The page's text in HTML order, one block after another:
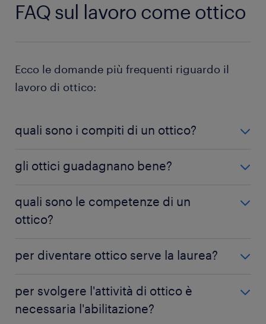
FAQ sul lavoro come ottico
Ecco le domande più frequenti riguardo il
lavoro di ottico:
quali sono i compiti di un ottico?
alle problematiche visive dei clienti.
gli ottici guadagnano bene?
specializzazione, possono guadagnare fino a €
30.000 lordi annui.
quali sono le competenze di un
ottico?
attenzione al dettaglio e deve essere in grado di
per diventare ottico serve la laurea?
ma è consigliata se l'obiettivo è quello di ottenere
maggiori conoscenze nel settore ottico.
per svolgere l'attività di ottico è
necessaria l'abilitazione?